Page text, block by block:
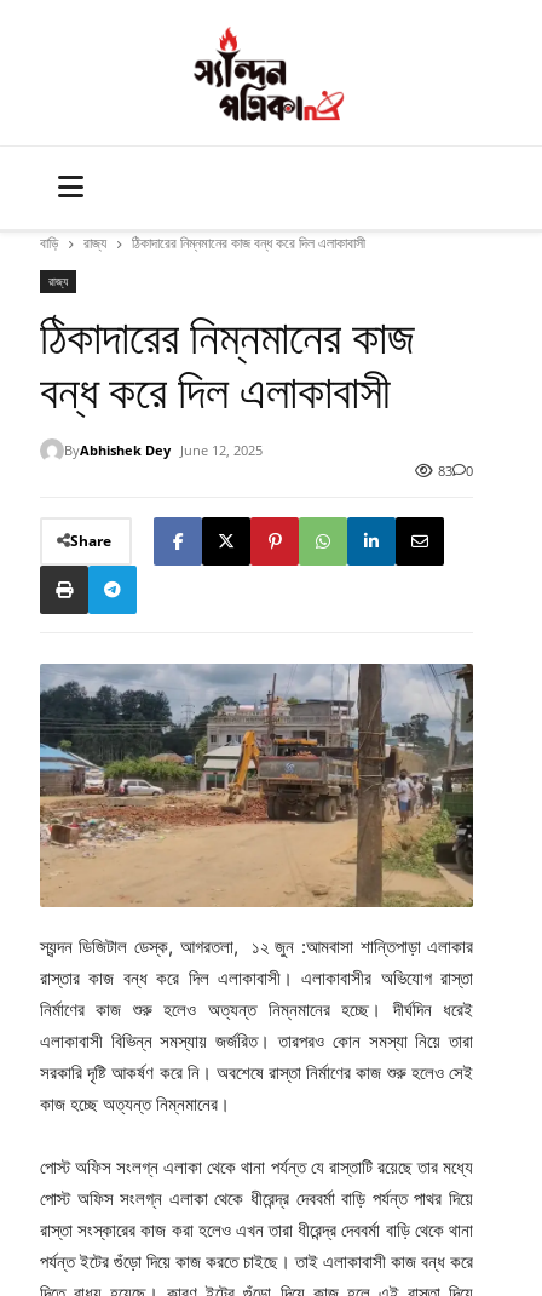
বাড়ি রাজ্য ঠিকাদারের নিম্নমানের কাজ বন্ধ করে দিল এলাকাবাসী
রাজ্য
ঠিকাদারের নিম্নমানের কাজ
বন্ধ করে দিল এলাকাবাসী
ByAbhishek Dey
June 12, 2025
83
0
Share
স্যন্দন ডিজিটাল ডেস্ক, আগরতলা, ১২ জুন :আমবাসা শান্তিপাড়া এলাকার
রাস্তার কাজ বন্ধ করে দিল এলাকাবাসী। এলাকাবাসীর অভিযোগ রাস্তা
নির্মাণের কাজ শুরু হলেও অত্যন্ত নিম্নমানের হচ্ছে। দীর্ঘদিন ধরেই
এলাকাবাসী বিভিন্ন সমস্যায় জর্জরিত। তারপরও কোন সমস্যা নিয়ে তারা
সরকারি দৃষ্টি আকর্ষণ করে নি। অবশেষে রাস্তা নির্মাণের কাজ শুরু হলেও সেই
কাজ হচ্ছে অত্যন্ত নিম্নমানের।
পোস্ট অফিস সংলগ্ন এলাকা থেকে থানা পর্যন্ত যে রাস্তাটি রয়েছে তার মধ্যে
পোস্ট অফিস সংলগ্ন এলাকা থেকে ধীরেন্দ্র দেববর্মা বাড়ি পর্যন্ত পাথর দিয়ে
রাস্তা সংস্কারের কাজ করা হলেও এখন তারা ধীরেন্দ্র দেববর্মা বাড়ি থেকে থানা
পর্যন্ত ইটের গুঁড়ো দিয়ে কাজ করতে চাইছে। তাই এলাকাবাসী কাজ বন্ধ করে